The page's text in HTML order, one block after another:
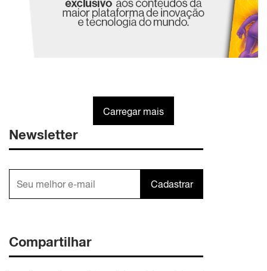
Carregar mais
Newsletter
Cadastrar
Compartilhar